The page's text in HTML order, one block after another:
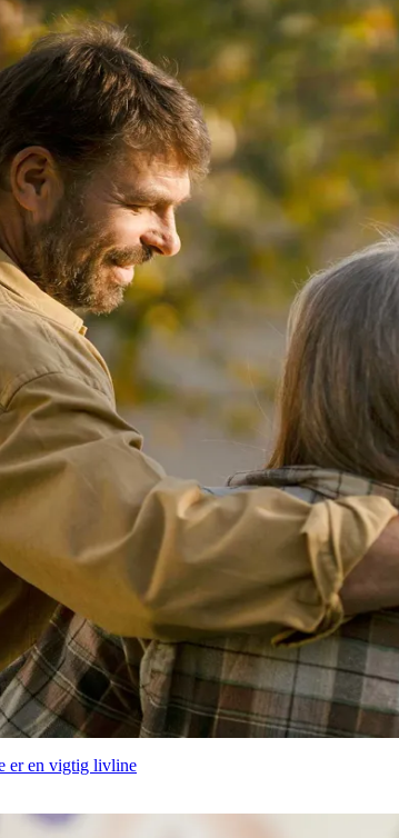
er en vigtig livline